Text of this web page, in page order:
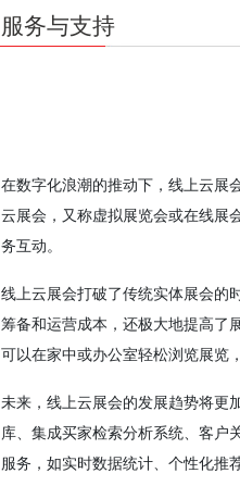
服务与支持
在数字化浪潮的推动下，线上云展
云展会，又称虚拟展览会或在线展
务互动。
线上云展会打破了传统实体展会的
筹备和运营成本，还极大地提高了
可以在家中或办公室轻松浏览展览
未来，线上云展会的发展趋势将更
库、集成买家检索分析系统、客户
服务，如实时数据统计、个性化推